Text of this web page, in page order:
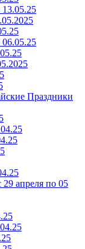
13.05.25
06.05.25
Праздники
29 апреля по 05